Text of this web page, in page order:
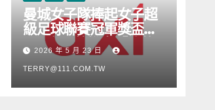
曼城女子隊捧起女子超
級足球聯賽冠軍獎盃，
Axi 亦順勢推出「我的
根源」宣傳活動
2026 年 5 月 23 日
TERRY@111.COM.TW